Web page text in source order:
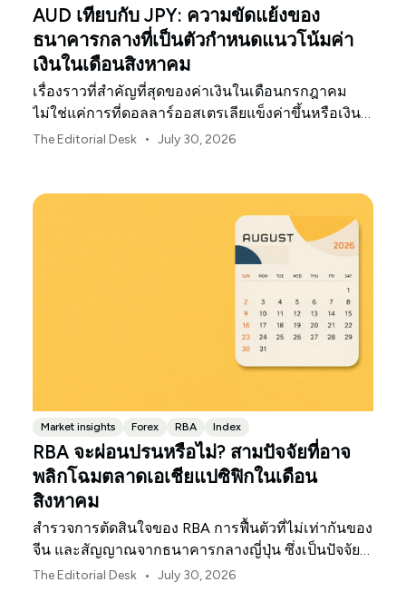
AUD เทียบกับ JPY: ความขัดแย้งของ
ธนาคารกลางที่เป็นตัวกำหนดแนวโน้มค่า
เงินในเดือนสิงหาคม
เรื่องราวที่สำคัญที่สุดของค่าเงินในเดือนกรกฎาคม
ไม่ใช่แค่การที่ดอลลาร์ออสเตรเลียแข็งค่าขึ้นหรือเงิน
เยนของญี่ปุ่นอ่อนค่าลงเท่านั้น
The Editorial Desk • July 30, 2026
Market insights Forex RBA Index
RBA จะผ่อนปรนหรือไม่? สามปัจจัยที่อาจ
พลิกโฉมตลาดเอเชียแปซิฟิกในเดือน
สิงหาคม
สำรวจการตัดสินใจของ RBA การฟื้นตัวที่ไม่เท่ากันของ
จีน และสัญญาณจากธนาคารกลางญี่ปุ่น ซึ่งเป็นปัจจัย
กำหนดทิศทางตลาด ค่าเงิน และความเสี่ยงในภูมิภาค
The Editorial Desk • July 30, 2026